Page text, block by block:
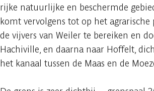
rijke natuurlijke en beschermde
komt vervolgens tot op het agrarische
de vijvers van Weiler te bereiken en
Hachiville, en daarna naar Hoffelt,
het kanaal tussen de Maas en de